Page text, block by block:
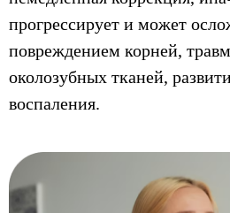
прогрессирует и может
повреждением корней,
околозубных тканей,
воспаления.